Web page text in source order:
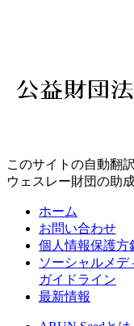
このサイトの自動翻
ウェスレー財団の助
ホーム
お問い合わせ
個人情報保護方
ソーシャルメデ
ガイドライン
最新情報